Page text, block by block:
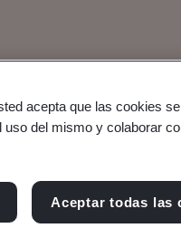
acepta que las cookies
del mismo y colaborar
Aceptar todas las